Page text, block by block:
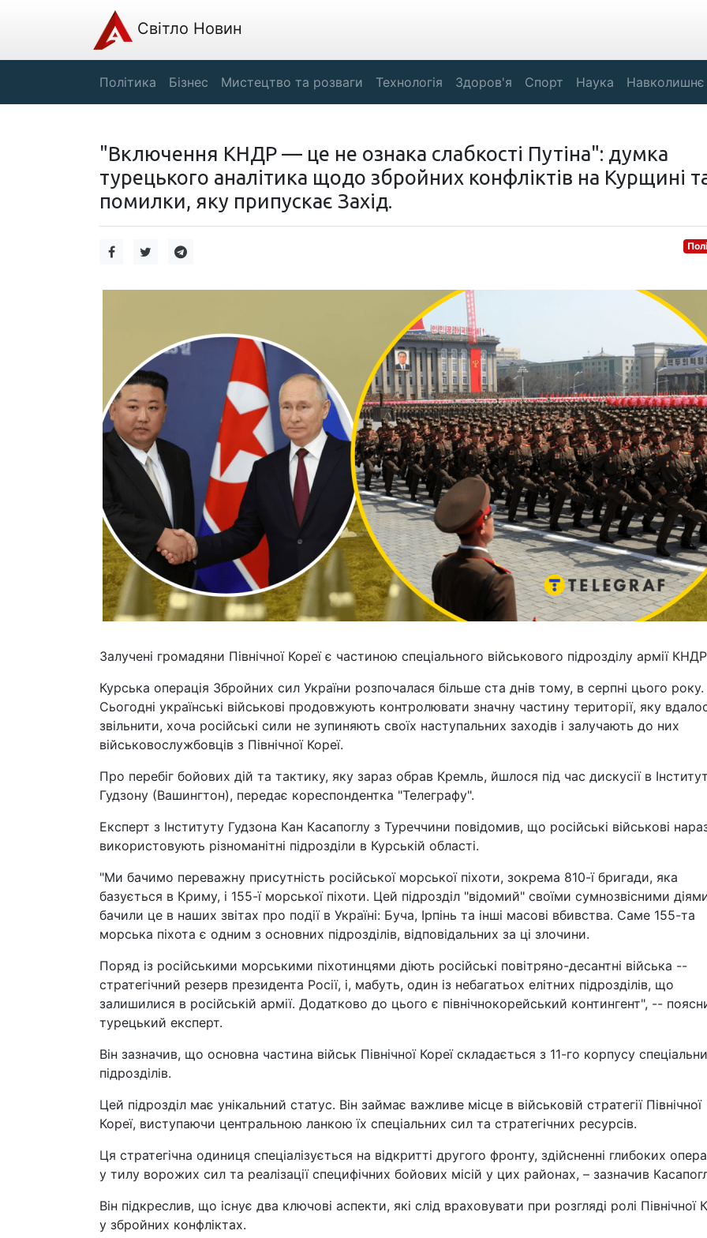
Світло Новин
Політика Бізнес Мистецтво та розваги Технологія Здоров'я Спорт Наука
"Включення КНДР — це не ознака слабкості Путіна": думка
турецького аналітика щодо збройних конфліктів на Курщині
помилки, яку припускає Захід.
Залучені громадяни Північної Кореї є частиною спеціального військового підрозділу армії
Курська операція Збройних сил України розпочалася більше ста днів тому, в серпні цього року.
Сьогодні українські військові продовжують контролювати значну частину території, яку
звільнити, хоча російські сили не зупиняють своїх наступальних заходів і залучають до них
військовослужбовців з Північної Кореї.
Про перебіг бойових дій та тактику, яку зараз обрав Кремль, йшлося під час дискусії в
Гудзону (Вашингтон), передає кореспондентка "Телеграфу".
Експерт з Інституту Гудзона Кан Касапоглу з Туреччини повідомив, що російські військові
використовують різноманітні підрозділи в Курській області.
"Ми бачимо переважну присутність російської морської піхоти, зокрема 810-ї бригади, яка
базується в Криму, і 155-ї морської піхоти. Цей підрозділ "відомий" своїми сумнозвісними
бачили це в наших звітах про події в Україні: Буча, Ірпінь та інші масові вбивства. Саме 155-та
морська піхота є одним з основних підрозділів, відповідальних за ці злочини.
Поряд із російськими морськими піхотинцями діють російські повітряно-десантні війська --
стратегічний резерв президента Росії, і, мабуть, один із небагатьох елітних підрозділів, що
залишилися в російській армії. Додатково до цього є північнокорейський контингент", --
турецький експерт.
Він зазначив, що основна частина військ Північної Кореї складається з 11-го корпусу
підрозділів.
Цей підрозділ має унікальний статус. Він займає важливе місце в військовій стратегії Північної
Кореї, виступаючи центральною ланкою їх спеціальних сил та стратегічних ресурсів.
Ця стратегічна одиниця спеціалізується на відкритті другого фронту, здійсненні глибоких
у тилу ворожих сил та реалізації специфічних бойових місій у цих районах, – зазначив
Він підкреслив, що існує два ключові аспекти, які слід враховувати при розгляді ролі Північної
у збройних конфліктах.